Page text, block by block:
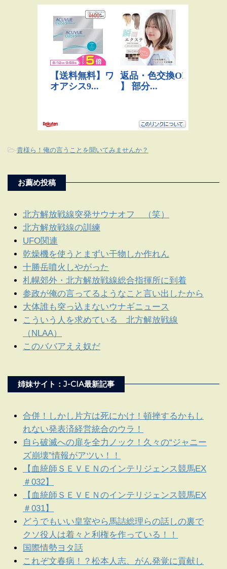
-貴様ら！俺の言うことを聞いてみませんか？
お薦め投稿
北方解放戦線突発サウナオフ （笑）
北方解放戦線の訓練
UFO関連
乾燥機を使うとまずい干物しか作れん
十勝岳噴火しやがった
札幌郊外・北方解放戦線総合指揮所に到着
参政が俺の言ってるようなこと言い出したから
大体誰も突っ込まないウナギニュース
こういう人を求めている 北方解放戦線
（NLAA）
このババアええ奴だ
姉妹サイト：J-CIA最新記事
合併！しかし片方は死にかけ！頓挫するかもし
れない発表済経営統合のウラ！
自ら破滅への扉を全力ノック！久々の“ジャニー
ズ崩壊”情報がアツい！！
【血統師ＳＥＶＥＮのインテリジェンス競馬EX
＃032】
【血統師ＳＥＶＥＮのインテリジェンス競馬EX
＃031】
どうでもいい皇室やら馬詰総理らの話しの裏で
クソ役人は着々と利権を作っている！！
国際情勢ヨタ話
これぞ文春病！？松本人志、がん発覚に貢献し